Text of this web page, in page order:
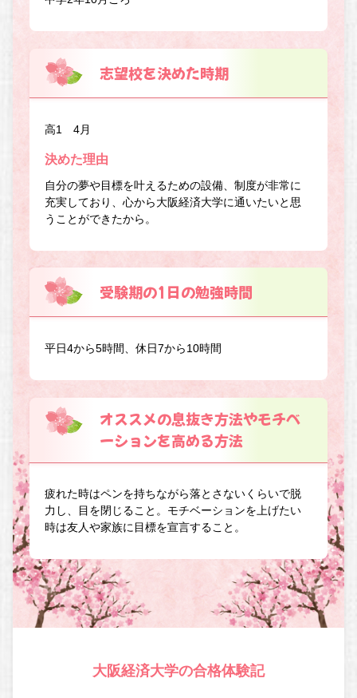
志望校を決めた時期
高1 4月
決めた理由
自分の夢や目標を叶えるための設備、制度が非常に
充実しており、心から大阪経済大学に通いたいと思
うことができたから。
受験期の1日の勉強時間
平日4から5時間、休日7から10時間
オススメの息抜き方法やモチベ
ーションを高める方法
疲れた時はペンを持ちながら落とさないくらいで脱
力し、目を閉じること。モチベーションを上げたい
時は友人や家族に目標を宣言すること。
大阪経済大学の合格体験記